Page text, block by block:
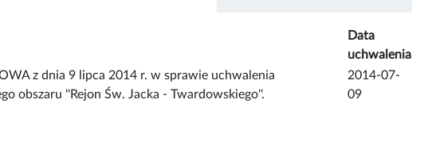
Data
uchwalenia
z dnia 9 lipca 2014 r. w sprawie uchwalenia
obszaru ''Rejon Św. Jacka - Twardowskiego''.
2014-07-
09